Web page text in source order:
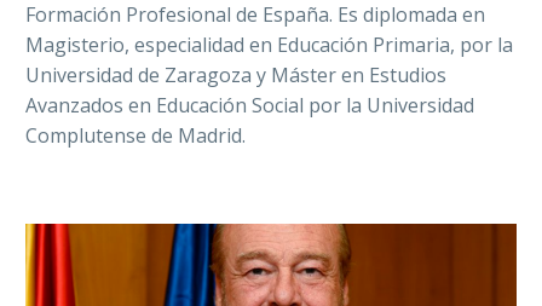
Formación Profesional de España. Es diplomada en
Magisterio, especialidad en Educación Primaria, por la
Universidad de Zaragoza y Máster en Estudios
Avanzados en Educación Social por la Universidad
Complutense de Madrid.